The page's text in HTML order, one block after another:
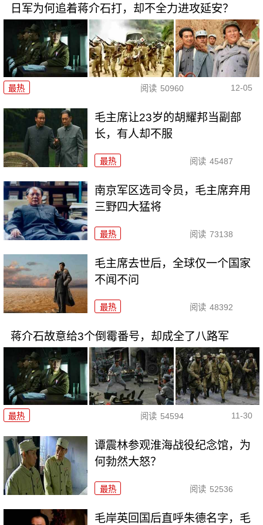
日军为何追着蒋介石打，却不全力进攻延安？
最热 阅读 50960 12-05
毛主席让23岁的胡耀邦当副部
长，有人却不服
最热 阅读 45487
南京军区选司令员，毛主席弃用
三野四大猛将
最热 阅读 73138
毛主席去世后，全球仅一个国家
不闻不问
最热 阅读 48392
蒋介石故意给3个倒霉番号，却成全了八路军
最热 阅读 54594 11-30
谭震林参观淮海战役纪念馆，为
何勃然大怒？
最热 阅读 52536
毛岸英回国后直呼朱德名字，毛